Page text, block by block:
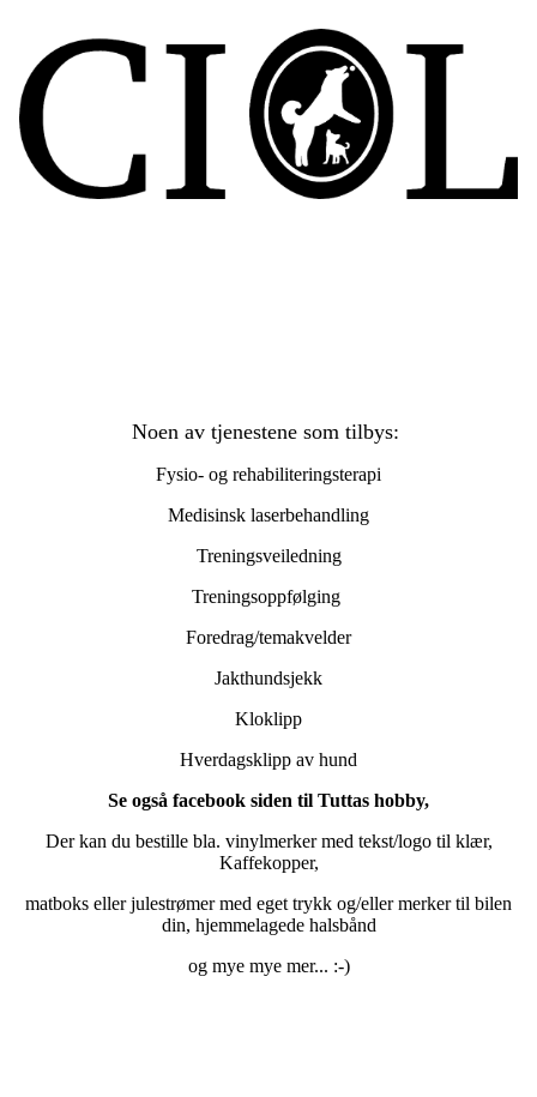
Noen av tjenestene som tilbys:
Fysio- og rehabiliteringsterapi
Medisinsk laserbehandling
Treningsveiledning
Treningsoppfølging
Foredrag/temakvelder
Jakthundsjekk
Kloklipp
Hverdagsklipp av hund
Se også facebook siden til Tuttas hobby,
Der kan du bestille bla. vinylmerker med tekst/logo til klær,
Kaffekopper,
matboks eller julestrømer med eget trykk og/eller merker til bilen
din, hjemmelagede halsbånd
og mye mye mer... :-)